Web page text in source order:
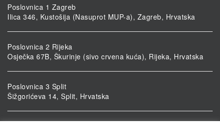
Poslovnica 1 Zagreb
Ilica 346, Kustošija (Nasuprot MUP-a), Zagreb, Hrvatska
Poslovnica 2 Rijeka
Osječka 67B, Škurinje (sivo crvena kuća), Rijeka, Hrvatska
Poslovnica 3 Split
Šižgorićeva 14, Split, Hrvatska